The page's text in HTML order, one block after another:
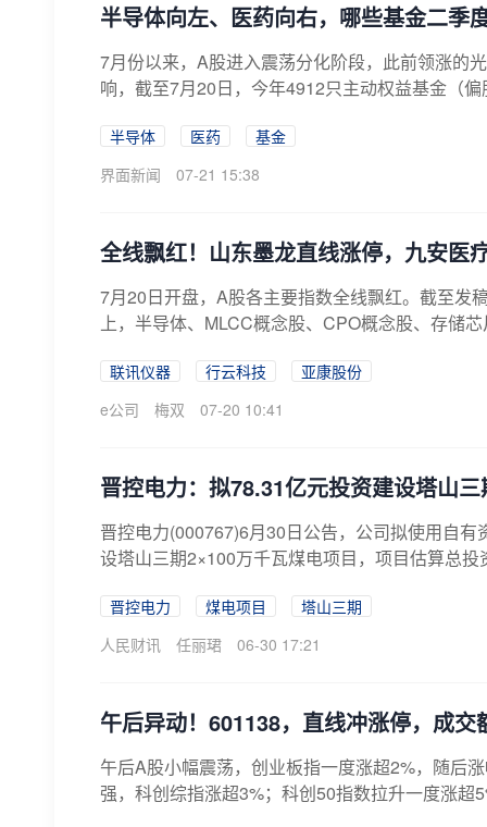
半导体向左、医药向右，哪些基金二季
7月份以来，A股进入震荡分化阶段，此前领涨的
响，截至7月20日，今年4912只主动权益基金（
半导体 医药
基金
界面新闻
07-21 15:38
全线飘红！山东墨龙直线涨停，九安医
7月20日开盘，A股各主要指数全线飘红。截至发
上，半导体、MLCC概念股、CPO概念股、存储
联讯仪器 行云科技
亚康股份
e公司
梅双 07-20 10:41
晋控电力：拟78.31亿元投资建设塔山
晋控电力(000767)6月30日公告，公司拟使用自
设塔山三期2×100万千瓦煤电项目，项目估算总
晋控电力 煤电项目
塔山三期
人民财讯
任丽珺 06-30 17:21
午后异动！601138，直线冲涨停，成交
午后A股小幅震荡，创业板指一度涨超2%，随后
强，科创综指涨超3%；科创50指数拉升一度涨超